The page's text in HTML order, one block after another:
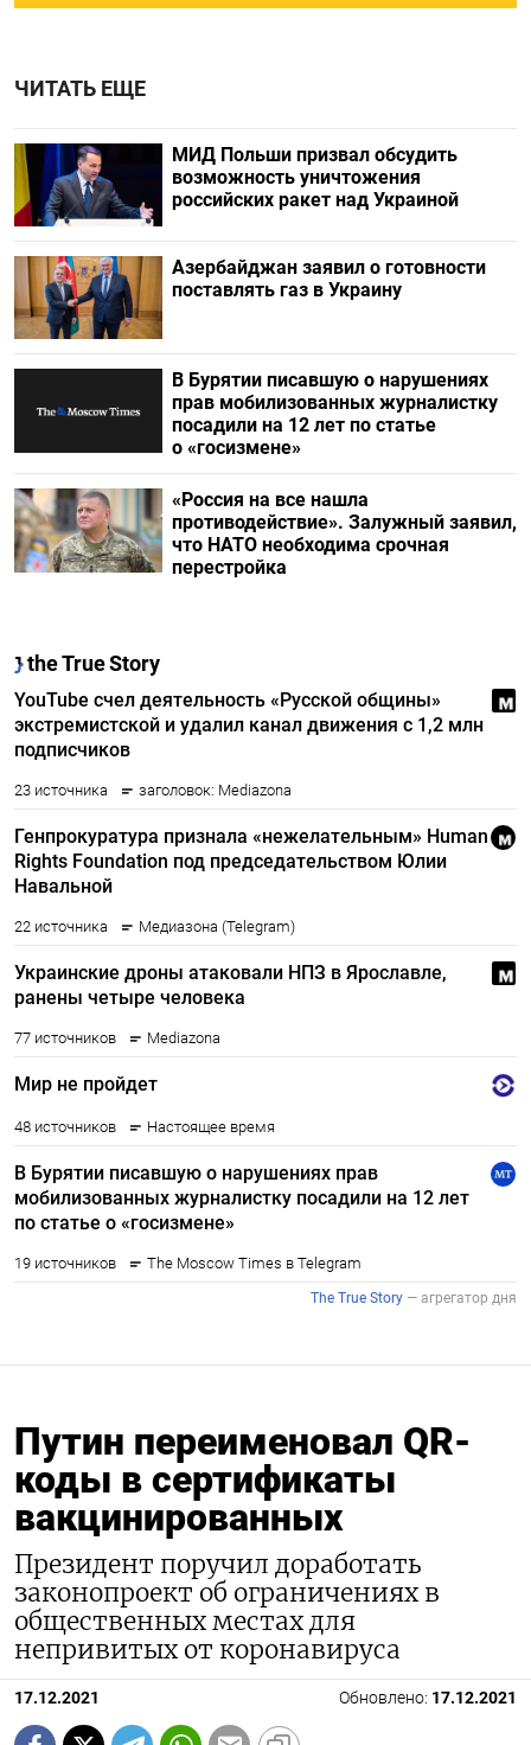
ЧИТАТЬ ЕЩЕ
МИД Польши призвал обсудить
возможность уничтожения
российских ракет над Украиной
Азербайджан заявил о готовности
поставлять газ в Украину
В Бурятии писавшую о нарушениях
прав мобилизованных журналистку
посадили на 12 лет по статье
о «госизмене»
«Россия на все нашла
противодействие». Залужный заявил,
что НАТО необходима срочная
перестройка
Путин переименовал QR-
коды в сертификаты
вакцинированных
Президент поручил доработать
законопроект об ограничениях в
общественных местах для
непривитых от коронавируса
17.12.2021 Обновлено: 17.12.2021